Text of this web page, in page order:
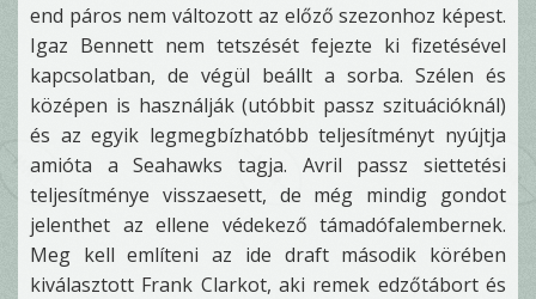
end páros nem változott az előző szezonhoz képest.
Igaz Bennett nem tetszését fejezte ki fizetésével
kapcsolatban, de végül beállt a sorba. Szélen és
középen is használják (utóbbit passz szituációknál)
és az egyik legmegbízhatóbb teljesítményt nyújtja
amióta a Seahawks tagja. Avril passz siettetési
teljesítménye visszaesett, de még mindig gondot
jelenthet az ellene védekező támadófalembernek.
Meg kell említeni az ide draft második körében
kiválasztott Frank Clarkot, aki remek edzőtábort és